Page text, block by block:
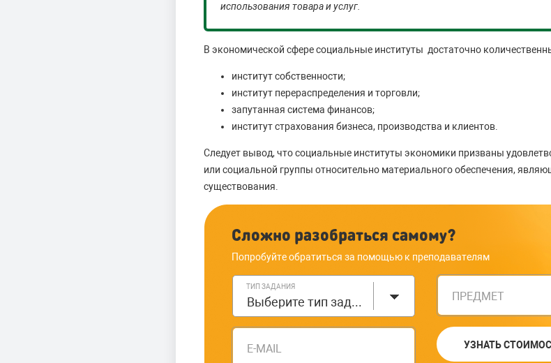
использования товара и услуг.
В экономической сфере социальные институты достаточно
институт собственности;
институт перераспределения и торговли;
запутанная система финансов;
институт страхования бизнеса, производства и клиентов.
Следует вывод, что социальные институты экономики призваны
или социальной группы относительно материального обеспечения,
существования.
Сложно разобраться самому?
Попробуйте обратиться за помощью к преподавателям
ТИП ЗАДАНИЯ
Выберите тип задания ПРЕДМЕТ
E-MAIL УЗНАТЬ